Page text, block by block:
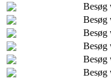
Besøg
Besøg
Besøg
Besøg
Besøg
Besøg